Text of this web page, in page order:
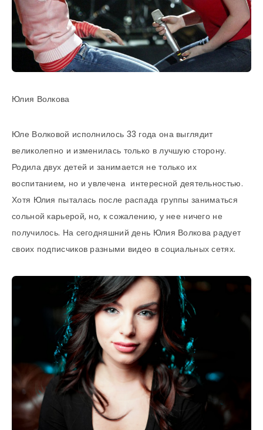
Юлия Волкова
Юле Волковой исполнилось 33 года она выглядит
великолепно и изменилась только в лучшую сторону.
Родила двух детей и занимается не только их
воспитанием, но и увлечена интересной деятельностью.
Хотя Юлия пыталась после распада группы заниматься
сольной карьерой, но, к сожалению, у нее ничего не
получилось. На сегодняшний день Юлия Волкова радует
своих подписчиков разными видео в социальных сетях.